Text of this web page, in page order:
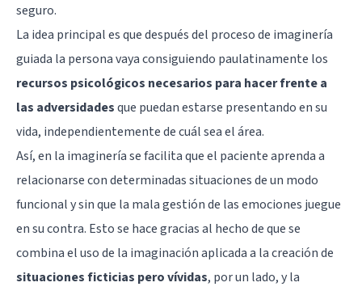
seguro.
La idea principal es que después del proceso de imaginería
guiada la persona vaya consiguiendo paulatinamente los
recursos psicológicos necesarios para hacer frente a
las adversidadesque puedan estarse presentando en su
vida, independientemente de cuál sea el área.
Así, en la imaginería se facilita que el paciente aprenda a
relacionarse con determinadas situaciones de un modo
funcional y sin que la mala gestión de las emociones juegue
en su contra. Esto se hace gracias al hecho de que se
combina el uso de la imaginación aplicada a la creación de
situaciones ficticias pero vívidas, por un lado, y la